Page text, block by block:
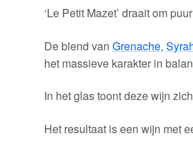
‘Le Petit Mazet’ draait om
De blend van Grenache,
het massieve karakter in
In het glas toont deze wijn
Het resultaat is een wijn met